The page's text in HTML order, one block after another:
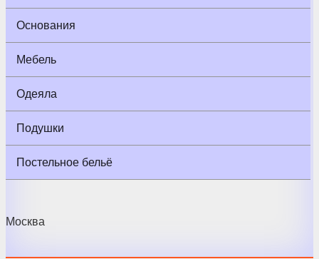
Основания
Мебель
Одеяла
Подушки
Постельное бельё
Москва